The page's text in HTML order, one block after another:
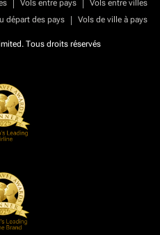
Vols entre pays
Vols entre villes
départ des pays | Vols de ville à pays
Tous droits réservés